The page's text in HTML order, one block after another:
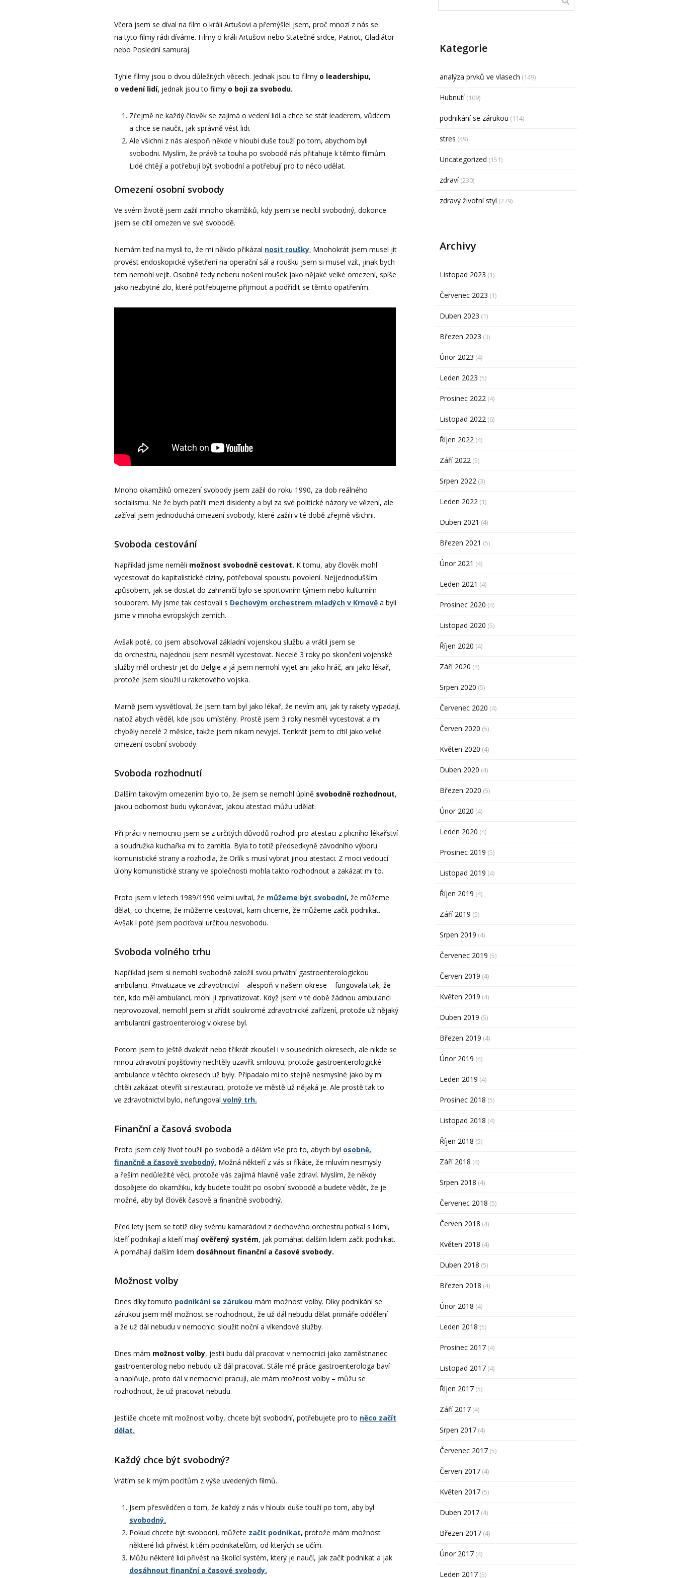
Včera jsem se díval na film o králi Artušovi a přemýšlel jsem, proč mnozí z nás se
na tyto filmy rádi díváme. Filmy o králi Artušovi nebo Statečné srdce, Patriot, Gladiátor
nebo Poslední samuraj.
Tyhle filmy jsou o dvou důležitých věcech. Jednak jsou to filmy o leadershipu,
o vedení lidí, jednak jsou to filmy o boji za svobodu.
Zřejmě ne každý člověk se zajímá o vedení lidí a chce se stát leaderem, vůdcem
a chce se naučit, jak správně vést lidi.
Ale všichni z nás alespoň někde v hloubi duše touží po tom, abychom byli
svobodni. Myslím, že právě ta touha po svobodě nás přitahuje k těmto filmům.
Lidé chtějí a potřebují být svobodní a potřebují pro to něco udělat.
Omezení osobní svobody
Ve svém životě jsem zažil mnoho okamžiků, kdy jsem se necítil svobodný, dokonce
jsem se cítil omezen ve své svobodě.
Nemám teď na mysli to, že mi někdo přikázal nosit roušky. Mnohokrát jsem musel jít
provést endoskopické vyšetření na operační sál a roušku jsem si musel vzít, jinak bych
tem nemohl vejít. Osobně tedy neberu nošení roušek jako nějaké velké omezení, spíše
jako nezbytné zlo, které potřebujeme přijmout a podřídit se těmto opatřením.
Mnoho okamžiků omezení svobody jsem zažil do roku 1990, za dob reálného
socialismu. Ne že bych patřil mezi disidenty a byl za své politické názory ve vězení, ale
zažíval jsem jednoduchá omezení svobody, které zažili v té době zřejmě všichni.
Svoboda cestování
Například jsme neměli možnost svobodně cestovat. K tomu, aby člověk mohl
vycestovat do kapitalistické ciziny, potřeboval spoustu povolení. Nejjednodušším
způsobem, jak se dostat do zahraničí bylo se sportovním týmem nebo kulturním
souborem. My jsme tak cestovali s Dechovým orchestrem mladých v Krnově a byli
jsme v mnoha evropských zemích.
Avšak poté, co jsem absolvoval základní vojenskou službu a vrátil jsem se
do orchestru, najednou jsem nesměl vycestovat. Necelé 3 roky po skončení vojenské
služby měl orchestr jet do Belgie a já jsem nemohl vyjet ani jako hráč, ani jako lékař,
protože jsem sloužil u raketového vojska.
Marně jsem vysvětloval, že jsem tam byl jako lékař, že nevím ani, jak ty rakety vypadají,
natož abych věděl, kde jsou umístěny. Prostě jsem 3 roky nesměl vycestovat a mi
chyběly necelé 2 měsíce, takže jsem nikam nevyjel. Tenkrát jsem to cítil jako velké
omezení osobní svobody.
Svoboda rozhodnutí
Dalším takovým omezením bylo to, že jsem se nemohl úplně svobodně rozhodnout,
jakou odbornost budu vykonávat, jakou atestaci můžu udělat.
Při práci v nemocnici jsem se z určitých důvodů rozhodl pro atestaci z plicního lékařství
a soudružka kuchařka mi to zamítla. Byla to totiž předsedkyně závodního výboru
komunistické strany a rozhodla, že Orlík s musí vybrat jinou atestaci. Z moci vedoucí
úlohy komunistické strany ve společnosti mohla takto rozhodnout a zakázat mi to.
Proto jsem v letech 1989/1990 velmi uvítal, že můžeme být svobodní, že můžeme
dělat, co chceme, že můžeme cestovat, kam chceme, že můžeme začít podnikat.
Avšak i poté jsem pociťoval určitou nesvobodu.
Svoboda volného trhu
Například jsem si nemohl svobodně založil svou privátní gastroenterologickou
ambulanci. Privatizace ve zdravotnictví – alespoň v našem okrese – fungovala tak, že
ten, kdo měl ambulanci, mohl ji zprivatizovat. Když jsem v té době žádnou ambulanci
neprovozoval, nemohl jsem si zřídit soukromé zdravotnické zařízení, protože už nějaký
ambulantní gastroenterolog v okrese byl.
Potom jsem to ještě dvakrát nebo třikrát zkoušel i v sousedních okresech, ale nikde se
mnou zdravotní pojišťovny nechtěly uzavřít smlouvu, protože gastroenterologické
ambulance v těchto okresech už byly. Připadalo mi to stejně nesmyslné jako by mi
chtěli zakázat otevřít si restauraci, protože ve městě už nějaká je. Ale prostě tak to
ve zdravotnictví bylo, nefungoval volný trh.
Finanční a časová svoboda
Proto jsem celý život toužil po svobodě a dělám vše pro to, abych byl osobně,
finančně a časově svobodný. Možná někteří z vás si říkáte, že mluvím nesmysly
a řeším nedůležité věci, protože vás zajímá hlavně vaše zdraví. Myslím, že někdy
dospějete do okamžiku, kdy budete toužit po osobní svobodě a budete vědět, že je
možné, aby byl člověk časově a finančně svobodný.
Před lety jsem se totiž díky svému kamarádovi z dechového orchestru potkal s lidmi,
kteří podnikají a kteří mají ověřený systém, jak pomáhat dalším lidem začít podnikat.
A pomáhají dalším lidem dosáhnout finanční a časové svobody.
Možnost volby
Dnes díky tomuto podnikání se zárukou mám možnost volby. Díky podnikání se
zárukou jsem měl možnost se rozhodnout, že už dál nebudu dělat primáře oddělení
a že už dál nebudu v nemocnici sloužit noční a víkendové služby.
Dnes mám možnost volby, jestli budu dál pracovat v nemocnici jako zaměstnanec
gastroenterolog nebo nebudu už dál pracovat. Stále mě práce gastroenterologa baví
a naplňuje, proto dál v nemocnici pracuji, ale mám možnost volby – můžu se
rozhodnout, že už pracovat nebudu.
Jestliže chcete mít možnost volby, chcete být svobodní, potřebujete pro to něco začít
dělat.
Každý chce být svobodný?
Vrátím se k mým pocitům z výše uvedených filmů.
Jsem přesvědčen o tom, že každý z nás v hloubi duše touží po tom, aby byl
svobodný.
Pokud chcete být svobodní, můžete začít podnikat, protože mám možnost
některé lidi přivést k těm podnikatelům, od kterých se učím.
Můžu některé lidi přivést na školící systém, který je naučí, jak začít podnikat a jak
dosáhnout finanční a časové svobody.
Kategorie
analýza prvků ve vlasech (149)
Hubnutí(109)
podnikání se zárukou (114)
stres (49)
Uncategorized (151)
zdraví(230)
zdravý životní styl (279)
Archivy
Listopad 2023 (1)
Červenec 2023 (1)
Duben 2023 (1)
Březen 2023 (3)
Únor 2023 (4)
Leden 2023 (5)
Prosinec 2022 (4)
Listopad 2022 (6)
Říjen 2022 (4)
Září 2022 (5)
Srpen 2022 (3)
Leden 2022 (1)
Duben 2021 (4)
Březen 2021 (5)
Únor 2021 (4)
Leden 2021 (4)
Prosinec 2020 (4)
Listopad 2020 (5)
Říjen 2020 (4)
Září 2020 (4)
Srpen 2020 (5)
Červenec 2020 (4)
Červen 2020 (5)
Květen 2020 (4)
Duben 2020 (4)
Březen 2020 (5)
Únor 2020 (4)
Leden 2020 (4)
Prosinec 2019 (5)
Listopad 2019 (4)
Říjen 2019 (4)
Září 2019 (5)
Srpen 2019 (4)
Červenec 2019 (5)
Červen 2019 (4)
Květen 2019 (4)
Duben 2019 (5)
Březen 2019 (4)
Únor 2019 (4)
Leden 2019 (4)
Prosinec 2018 (5)
Listopad 2018 (4)
Říjen 2018 (5)
Září 2018 (4)
Srpen 2018 (4)
Červenec 2018 (5)
Červen 2018 (4)
Květen 2018 (4)
Duben 2018 (5)
Březen 2018 (4)
Únor 2018 (4)
Leden 2018 (5)
Prosinec 2017 (4)
Listopad 2017 (4)
Říjen 2017 (5)
Září 2017 (4)
Srpen 2017 (4)
Červenec 2017 (5)
Červen 2017 (4)
Květen 2017 (5)
Duben 2017 (4)
Březen 2017 (4)
Únor 2017 (4)
Leden 2017 (5)